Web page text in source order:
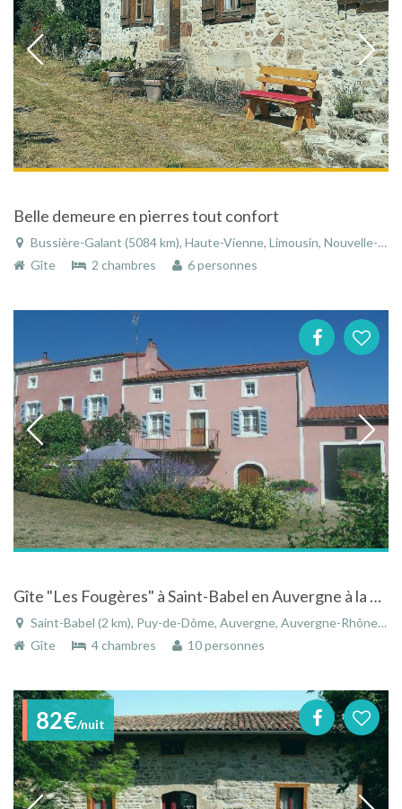
Belle demeure en pierres tout confort
Bussière-Galant (5084 km), Haute-Vienne, Limousin, Nouvelle-Aquitaine, France
Gîte
2 chambres 6 personnes
Gîte "Les Fougères" à Saint-Babel en Auvergne à la campagne
Saint-Babel (2 km), Puy-de-Dôme, Auvergne, Auvergne-Rhône-Alpes, France
Gîte
4 chambres 10 personnes
82€/nuit